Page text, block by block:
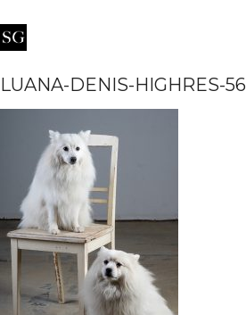
LUANA-DENIS-HIGHRES-56